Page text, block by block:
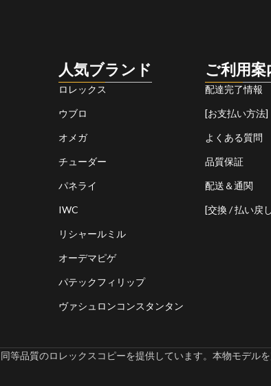
人気ブランド
ロレックス
ウブロ
オメガ
チューダー
パネライ
IWC
リシャールミル
オーデマピゲ
パテックフィリップ
ヴァシュロンコンスタンタン
ご利用案
配達完了情報
[お支払い方法]
よくある質問
品質保証
配送＆通関
[交換 / 払い戻
等品質のロレックスコピーを提供しています。本物モデル